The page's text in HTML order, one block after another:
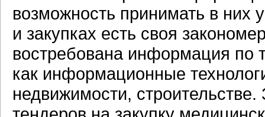
возможность принимать в них
и закупках есть своя
востребована информация по
как информационные
недвижимости,